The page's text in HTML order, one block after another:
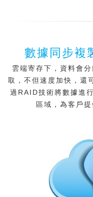
數據同步複
雲端寄存下，資料會
取，不但速度加快，還
過RAID技術將數據進
區域，為客戶